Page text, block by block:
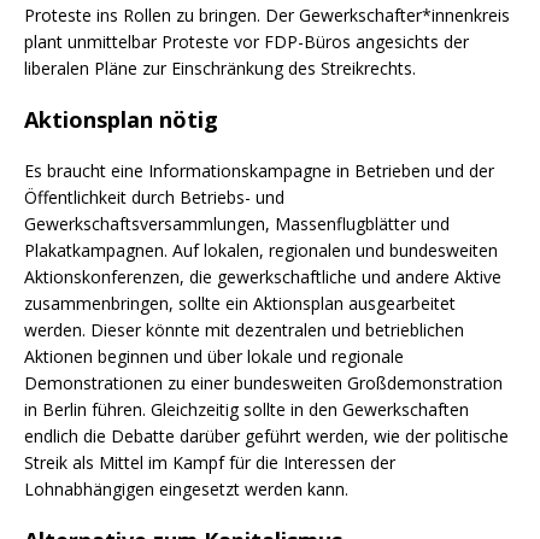
Proteste ins Rollen zu bringen. Der Gewerkschafter*innenkreis
plant unmittelbar Proteste vor FDP-Büros angesichts der
liberalen Pläne zur Einschränkung des Streikrechts.
Aktionsplan nötig
Es braucht eine Informationskampagne in Betrieben und der
Öffentlichkeit durch Betriebs- und
Gewerkschaftsversammlungen, Massenflugblätter und
Plakatkampagnen. Auf lokalen, regionalen und bundesweiten
Aktionskonferenzen, die gewerkschaftliche und andere Aktive
zusammenbringen, sollte ein Aktionsplan ausgearbeitet
werden. Dieser könnte mit dezentralen und betrieblichen
Aktionen beginnen und über lokale und regionale
Demonstrationen zu einer bundesweiten Großdemonstration
in Berlin führen. Gleichzeitig sollte in den Gewerkschaften
endlich die Debatte darüber geführt werden, wie der politische
Streik als Mittel im Kampf für die Interessen der
Lohnabhängigen eingesetzt werden kann.